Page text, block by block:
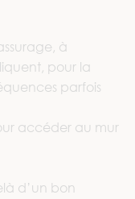
à
pour la
parfois
accéder au mur
d’un bon